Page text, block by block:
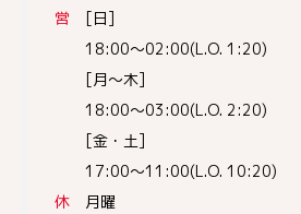
営 [日]
18:00～02:00(L.O. 1:20)
[月～木]
18:00～03:00(L.O. 2:20)
[金・土]
17:00～11:00(L.O. 10:20)
休 月曜